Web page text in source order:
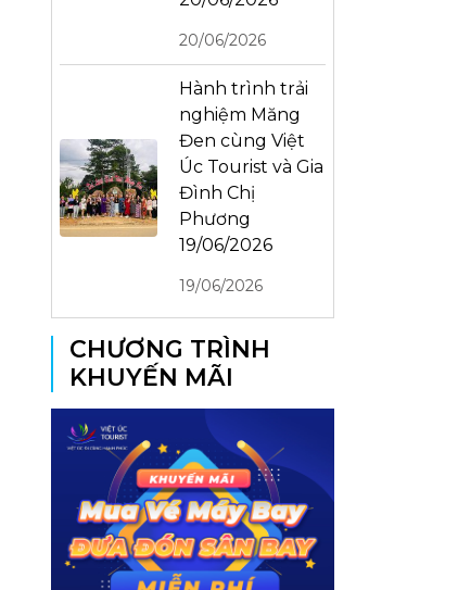
20/06/2026
Hành trình trải
nghiệm Măng
Đen cùng Việt
Úc Tourist và Gia
Đình Chị
Phương
19/06/2026
19/06/2026
CHƯƠNG TRÌNH
KHUYẾN MÃI